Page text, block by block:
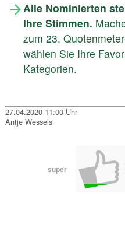
Alle Nominierten
Ihre Stimmen.
zum 23.
wählen Sie Ihre
Kategorien.
27.04.2020 11:00 Uhr
Antje Wessels
super